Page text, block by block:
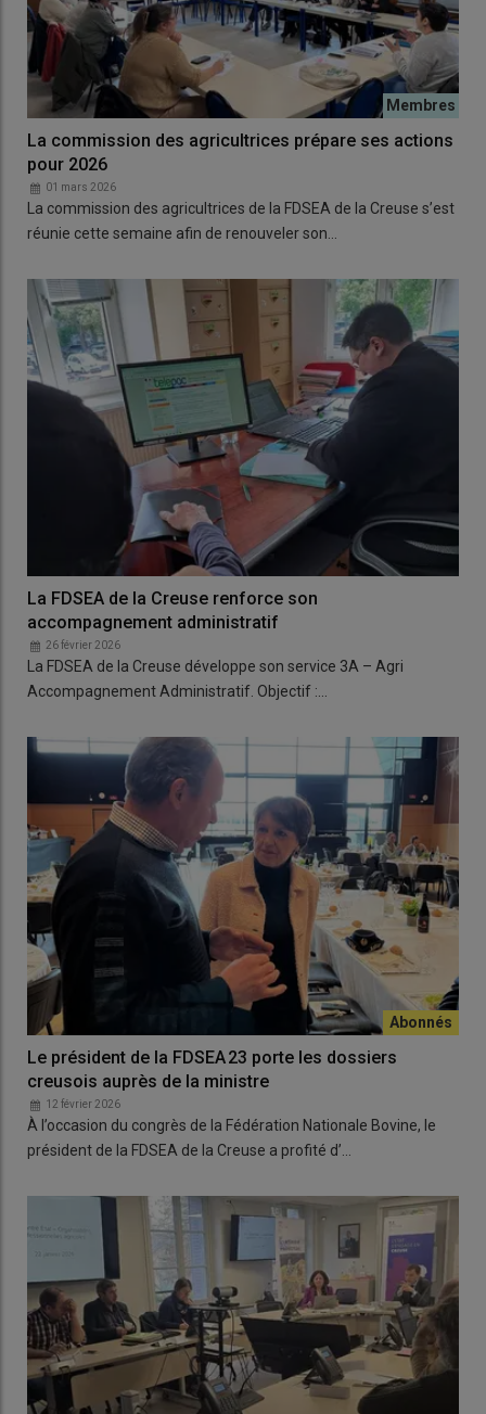
La commission des agricultrices prépare ses actions
pour 2026
01 mars 2026
La commission des agricultrices de la FDSEA de la Creuse s’est
réunie cette semaine afin de renouveler son…
La FDSEA de la Creuse renforce son
accompagnement administratif
26 février 2026
La FDSEA de la Creuse développe son service 3A – Agri
Accompagnement Administratif. Objectif :…
Le président de la FDSEA 23 porte les dossiers
creusois auprès de la ministre
12 février 2026
À l’occasion du congrès de la Fédération Nationale Bovine, le
président de la FDSEA de la Creuse a profité d’…